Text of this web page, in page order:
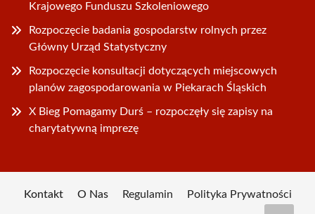
Krajowego Funduszu Szkoleniowego
Rozpoczęcie badania gospodarstw rolnych przez
Główny Urząd Statystyczny
Rozpoczęcie konsultacji dotyczących miejscowych
planów zagospodarowania w Piekarach Śląskich
X Bieg Pomagamy Durś – rozpoczęły się zapisy na
charytatywną imprezę
Kontakt O Nas Regulamin Polityka Prywatności